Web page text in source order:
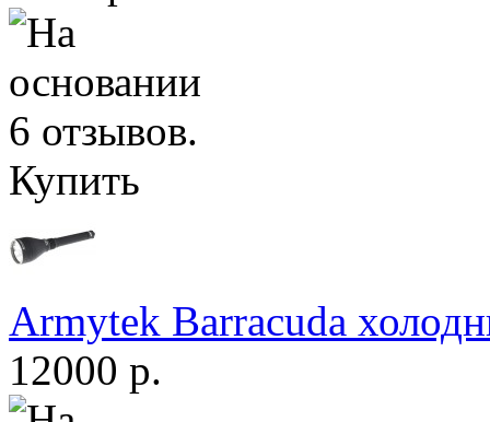
Купить
Armytek Barracuda
12000 р.